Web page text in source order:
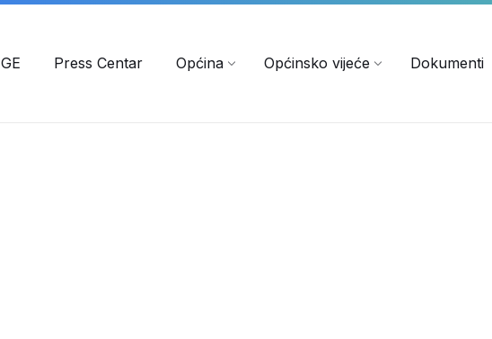
Press Centar Općina Općinsko vijeće Dokumenti